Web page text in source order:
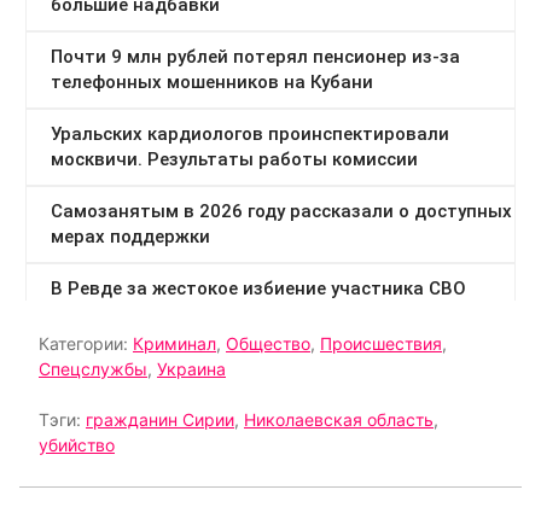
Категории: Криминал, Общество, Происшествия,
Спецслужбы, Украина
Тэги: гражданин Сирии, Николаевская область,
убийство